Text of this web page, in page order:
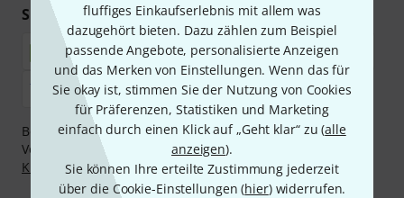
fluffiges Einkaufserlebnis mit allem was
dazugehört bieten. Dazu zählen zum Beispiel
passende Angebote, personalisierte Anzeigen
und das Merken von Einstellungen. Wenn das für
Sie okay ist, stimmen Sie der Nutzung von Cookies
für Präferenzen, Statistiken und Marketing
einfach durch einen Klick auf „Geht klar“ zu (alle
anzeigen).
Sie können Ihre erteilte Zustimmung jederzeit
über die Cookie-Einstellungen (hier) widerrufen.
Sicher einkaufen & bezahlen
Bezahlen Sie vertraulich und sicher per Nachnahme,
Vorkasse, PayPal, Amazon Pay,Klarna Sofort bezahlen
Klarna Ratenzahlungoder Kreditkarte.